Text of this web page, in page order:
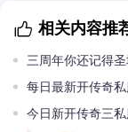
相关内容推
三周年你还记得
们产出什么勋章？
每日最新开传奇
是天极法神的
今日新开传奇三